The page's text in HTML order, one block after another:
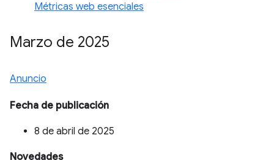
Métricas web esenciales
Marzo de 2025
Anuncio
Fecha de publicación
8 de abril de 2025
Novedades